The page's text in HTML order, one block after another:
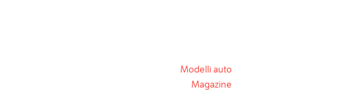
Modelli auto
Magazine